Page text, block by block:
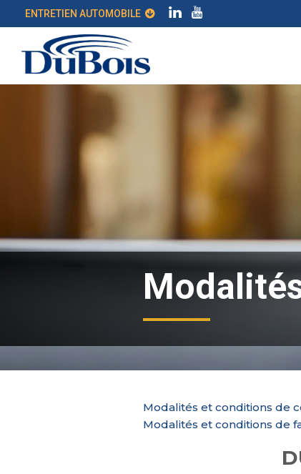
Modalités et conditions de
Modalités et conditions de